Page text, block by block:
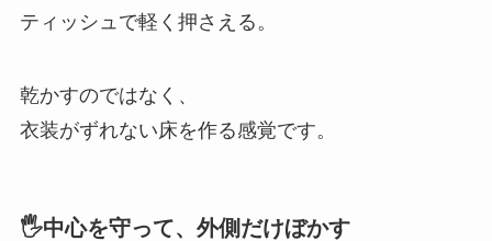
ティッシュで軽く押さえる。
乾かすのではなく、
衣装がずれない床を作る感覚です。
🖐️中心を守って、外側だけぼかす